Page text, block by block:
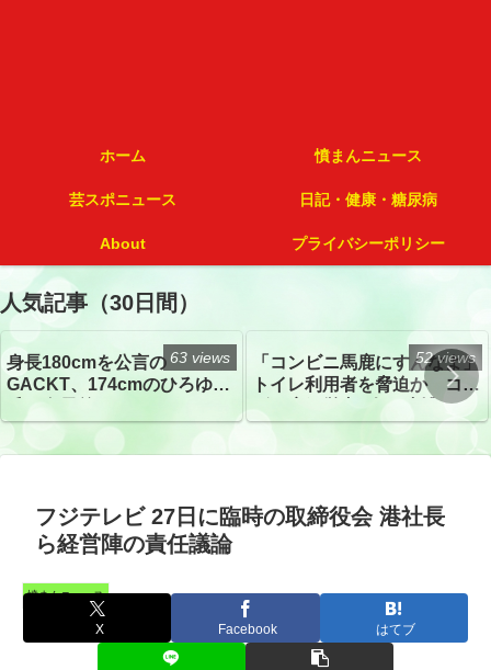
ホーム 憤まんニュース
芸スポニュース 日記・健康・糖尿病
About プライバシーポリシー
人気記事（30日間）
身長180cmを公言の
GACKT、174cmのひろゆき
トざわつき イベントでの写
真が話題
63 views
「コンビニ馬鹿にすんなよ」
トイレ利用者を脅迫か コン
52 views
フジテレビ 27日に臨時の取締役会 港社長
ら経営陣の責任議論
憤まんニュース
X Facebook はてブ